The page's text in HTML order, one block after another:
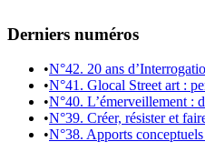
Derniers numéros
•N°42. 20 ans
•N°41. Glocal Street art :
•N°40. L’émerveillement :
•N°39. Créer, résister et
•N°38. Apports